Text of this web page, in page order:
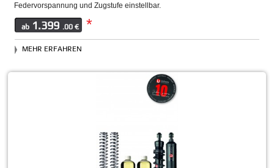
Federvorspannung und Zugstufe einstellbar.
ab 1.399 .00 € *
MEHR ERFAHREN